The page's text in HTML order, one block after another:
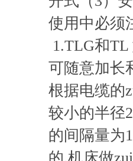
使用中必须
1.TLG和TL
可随意加长
根据电缆的
较小的半径
的间隔量为